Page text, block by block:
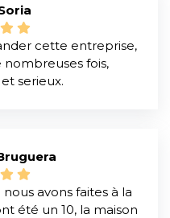
cette entreprise,
nombreuses fois,
serieux.
avons faites à la
été un 10, la maison